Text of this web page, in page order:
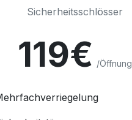
Sicherheitsschlösser
119€ /Öffnung